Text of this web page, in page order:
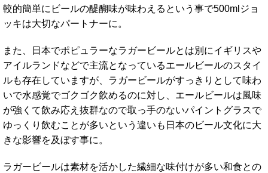
較的簡単にビールの醍醐味が味わえるという事で500mlジョ
ッキは大切なパートナーに。
また、日本でポピュラーなラガービールとは別にイギリスや
アイルランドなどで主流となっているエールビールのスタイ
ルも存在していますが、ラガービールがすっきりとして味わ
いで水感覚でゴクゴク飲めるのに対し、エールビールは風味
が強くて飲み応え抜群なので取っ手のないパイントグラスで
ゆっくり飲むことが多いという違いも日本のビール文化に大
きな影響を及ぼす事に。
ラガービールは素材を活かした繊細な味付けが多い和食との